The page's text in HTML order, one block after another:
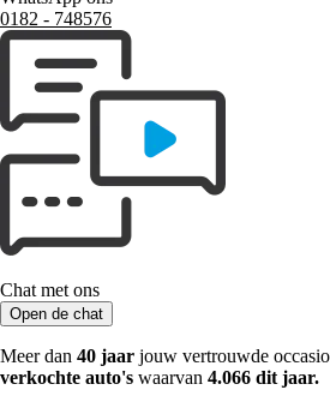
0182 ‑ 748576
Chat met ons
Open de chat
Meer dan 40 jaar jouw vertrouwde
verkochte auto's waarvan 4.066 dit jaar.